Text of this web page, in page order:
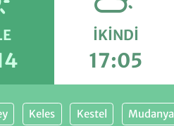
İKINDI
17:05
Keles Kestel Mudanya